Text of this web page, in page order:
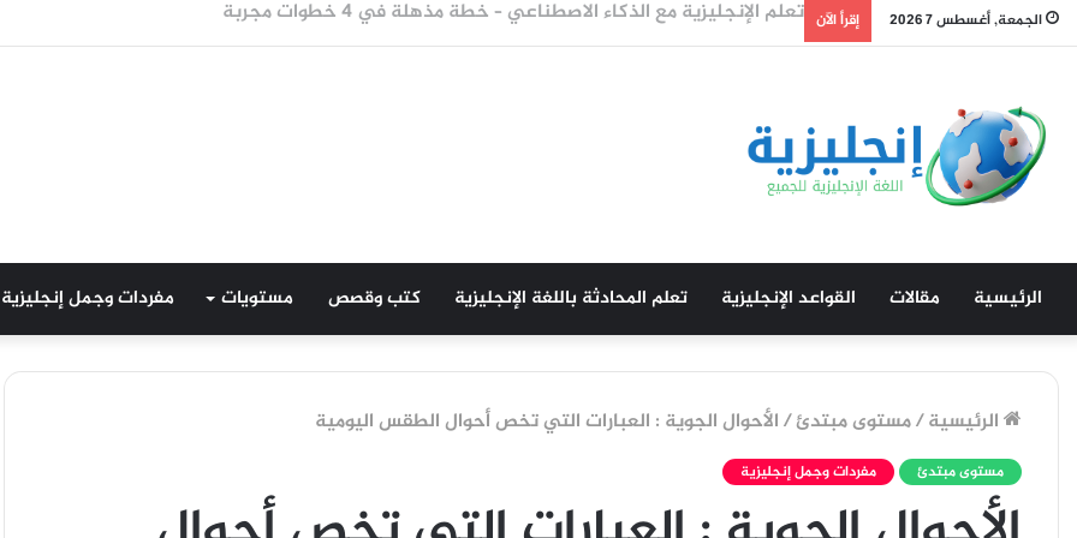
الجمعة, أغسطس 7 2026 إقرأ الآن تعلم الانجليزية من الافلام: خطة مذهلة خلال 6 شهور – مجرب وفعال
الرئيسية مقالات القواعد الإنجليزية تعلم المحادثة باللغة الإنجليزية كتب وقصص مستويات مفردات وجمل إنجليزية
الرئيسية/مستوى مبتدئ/الأحوال الجوية : العبارات التي تخص أحوال الطقس اليومية
مستوى مبتدئ مفردات وجمل إنجليزية